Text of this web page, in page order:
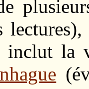
lectures),
inclut la